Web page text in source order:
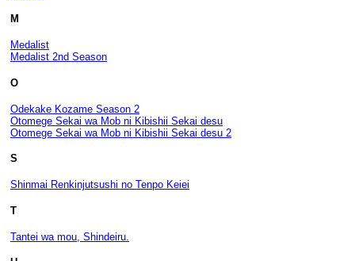
M
Medalist
Medalist 2nd Season
O
Odekake Kozame Season 2
Otomege Sekai wa Mob ni Kibishii Sekai desu
Otomege Sekai wa Mob ni Kibishii Sekai desu 2
S
Shinmai Renkinjutsushi no Tenpo Keiei
T
Tantei wa mou, Shindeiru.